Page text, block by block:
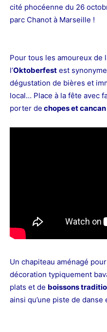
cité phocéenne du 26
parc Chanot à Marseille !
Pour tous les amoureux de
l’Oktoberfest est
dégustation de bières et
local… Place à la fête avec
porter de chopes et
Un chapiteau aménagé pour
décoration typiquement
plats et de boissons
ainsi qu’une piste de danse